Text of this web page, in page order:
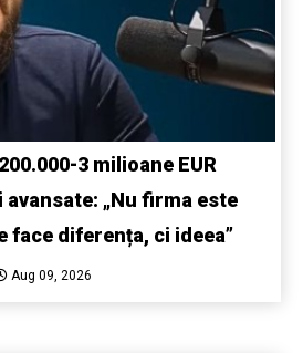
3 milioane EUR
„Nu firma este
face diferența, ci ideea”
Aug 09, 2026